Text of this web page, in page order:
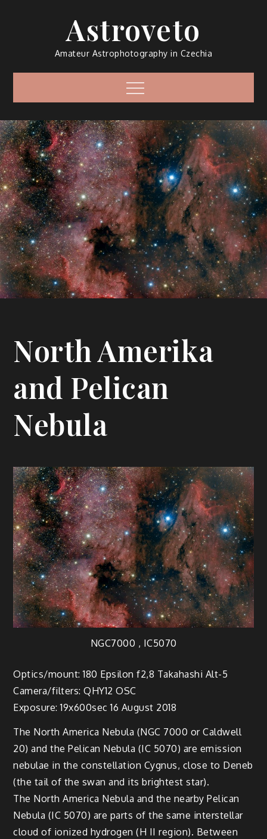
Astroveto
Amateur Astrophotography in Czechia
Menu
North Amerika
and Pelican
Nebula
NGC7000 , IC5070
Optics/mount: 180 Epsilon f2,8 Takahashi Alt-5
Camera/filters: QHY12 OSC
Exposure: 19x600sec 16 August 2018
The North America Nebula (NGC 7000 or Caldwell
20) and the Pelican Nebula (IC 5070) are emission
nebulae in the constellation Cygnus, close to Deneb
(the tail of the swan and its brightest star).
The North America Nebula and the nearby Pelican
Nebula (IC 5070) are parts of the same interstellar
cloud of ionized hydrogen (H II region). Between